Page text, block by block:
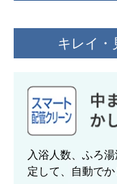
キレイ・
入浴人数、ふろ
定して、自動で